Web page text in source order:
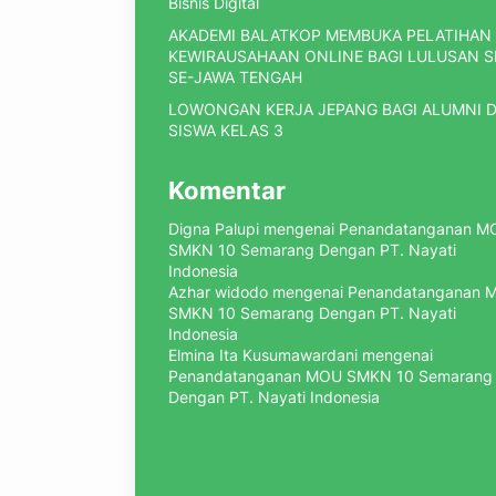
AKADEMI BALATKOP MEMBUKA PELATIHAN
KEWIRAUSAHAAN ONLINE BAGI LULUSAN
SE-JAWA TENGAH
LOWONGAN KERJA JEPANG BAGI ALUMNI
SISWA KELAS 3
Komentar
Digna Palupi mengenai Penandatanganan
SMKN 10 Semarang Dengan PT. Nayati
Indonesia
Azhar widodo mengenai Penandatanganan
SMKN 10 Semarang Dengan PT. Nayati
Indonesia
Elmina Ita Kusumawardani mengenai
Penandatanganan MOU SMKN 10 Semarang
Dengan PT. Nayati Indonesia